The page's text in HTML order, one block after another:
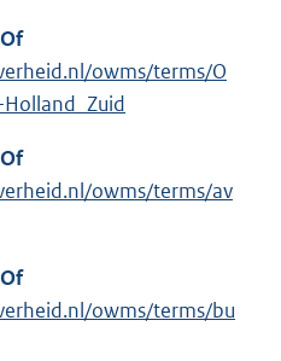
owms/terms/O
owms/terms/av
owms/terms/bu